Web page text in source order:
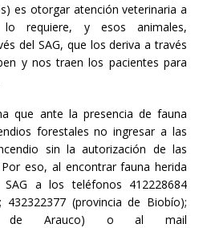
es otorgar atención veterinaria a
requiere, y esos animales,
del SAG, que los deriva a través
y nos traen los pacientes para
que ante la presencia de fauna
forestales no ingresar a las
sin la autorización de las
eso, al encontrar fauna herida
a los teléfonos 412228684
432322377 (provincia de Biobío);
de Arauco) o al mail